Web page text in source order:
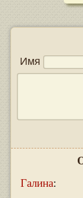
Имя
Галина: